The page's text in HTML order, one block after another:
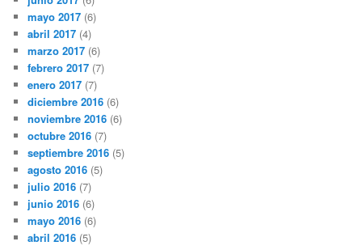
mayo 2017 (6)
abril 2017 (4)
marzo 2017 (6)
febrero 2017 (7)
enero 2017 (7)
diciembre 2016 (6)
noviembre 2016 (6)
octubre 2016 (7)
septiembre 2016 (5)
agosto 2016 (5)
julio 2016 (7)
junio 2016 (6)
mayo 2016 (6)
abril 2016 (5)